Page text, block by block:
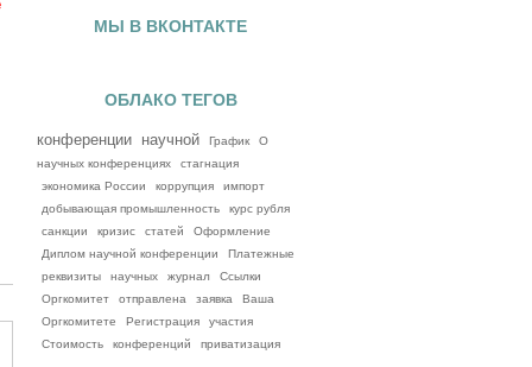
МЫ В ВКОНТАКТЕ
ОБЛАКО ТЕГОВ
конференции научной График
О
научных конференциях
стагнация
экономика России
коррупция
импорт
добывающая промышленность
курс рубля
санкции
кризис статей
Оформление
Диплом научной конференции
Платежные
реквизиты
научных журнал
Ссылки
Оргкомитет
отправлена заявка
Ваша
Оргкомитете
Регистрация
участия
Стоимость
конференций приватизация